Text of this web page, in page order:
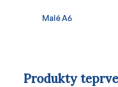
Malé A6
Produkty